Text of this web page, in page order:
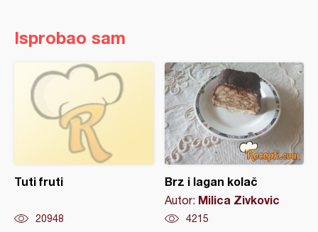
Isprobao sam
Tuti fruti
20948
Brz i lagan kolač
Autor: Milica Zivkovic
4215